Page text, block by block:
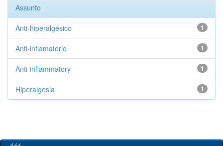
Assunto
1
Anti-hiperalgésico
1
Anti-inflamatório
1
Anti-inflammatory
1
Hiperalgesia